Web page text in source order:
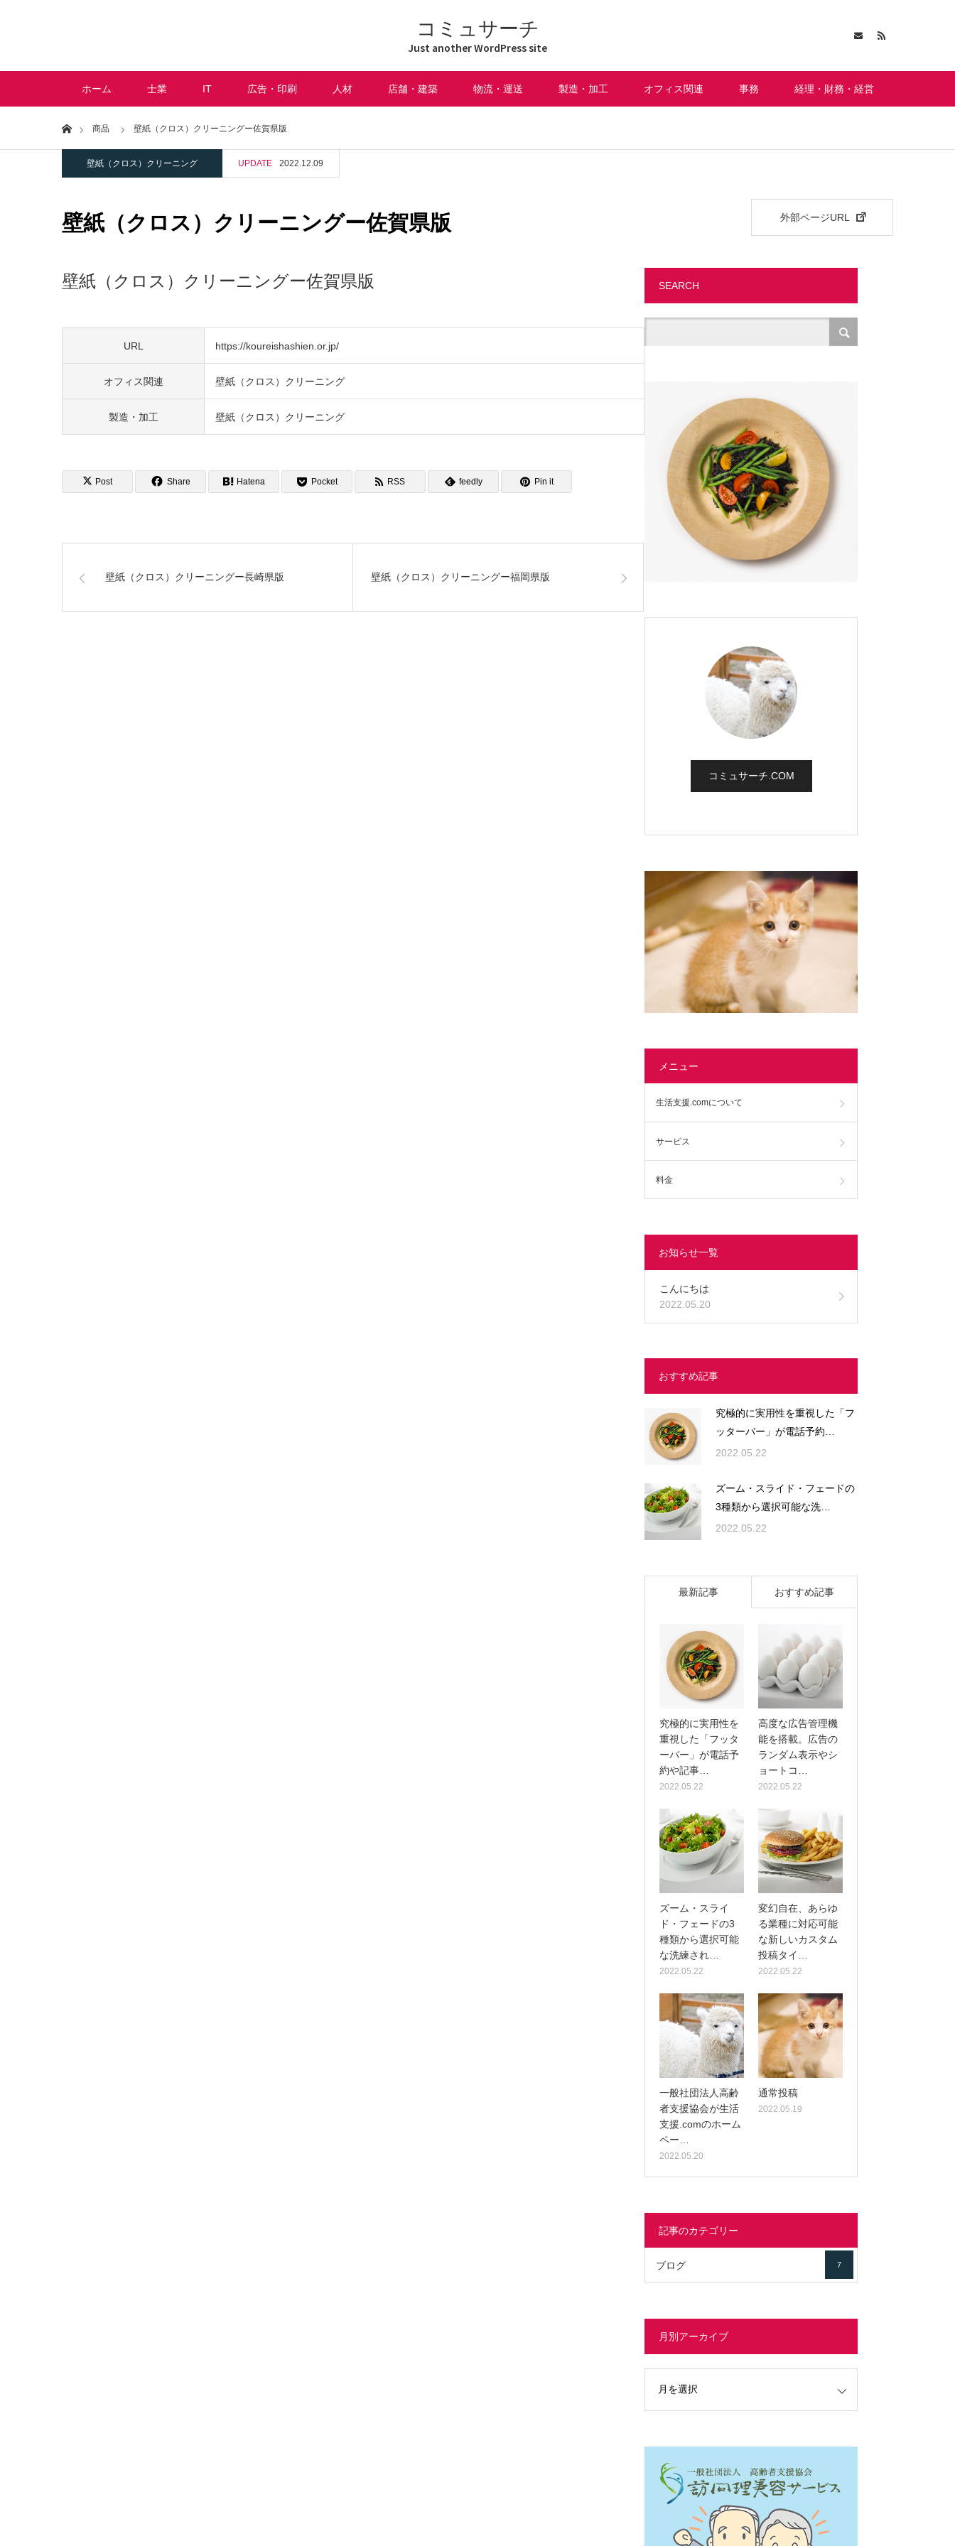
コミュサーチ
Just another WordPress site
ホーム 士業 IT 広告・印刷 人材 店舗・建築 物流・運送 製造・加工 オフィス関連 事務 経理・財務・経営
Home商品 壁紙（クロス）クリーニングー佐賀県版
壁紙（クロス）クリーニング UPDATE 2022.12.09
壁紙（クロス）クリーニングー佐賀県版 外部ページURL
壁紙（クロス）クリーニングー佐賀県版
URL https://koureishashien.or.jp/
オフィス関連 壁紙（クロス）クリーニング
製造・加工 壁紙（クロス）クリーニング
Post Share Hatena Pocket RSS feedly Pin it
壁紙（クロス）クリーニングー長崎県版 壁紙（クロス）クリーニングー福岡県版
SEARCH
コミュサーチ.COM
メニュー
生活支援.comについて
サービス
料金
お知らせ一覧
こんにちは
2022.05.20
おすすめ記事
究極的に実用性を重視した「フ
ッターバー」が電話予約…
2022.05.22
ズーム・スライド・フェードの
3種類から選択可能な洗…
2022.05.22
最新記事 おすすめ記事
究極的に実用性を
重視した「フッタ
ーバー」が電話予
約や記事…
2022.05.22
高度な広告管理機
能を搭載。広告の
ランダム表示やシ
ョートコ…
2022.05.22
ズーム・スライ
ド・フェードの3
種類から選択可能
な洗練され…
2022.05.22
変幻自在、あらゆ
る業種に対応可能
な新しいカスタム
投稿タイ…
2022.05.22
一般社団法人高齢
者支援協会が生活
支援.comのホーム
ペー…
2022.05.20
通常投稿
2022.05.19
記事のカテゴリー
ブログ 7
月別アーカイブ